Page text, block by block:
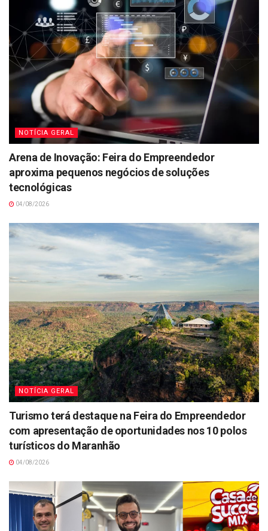
NOTÍCIA GERAL
Arena de Inovação: Feira do Empreendedor
aproxima pequenos negócios de soluções
tecnológicas
04/08/2026
NOTÍCIA GERAL
Turismo terá destaque na Feira do Empreendedor
com apresentação de oportunidades nos 10 polos
turísticos do Maranhão
04/08/2026